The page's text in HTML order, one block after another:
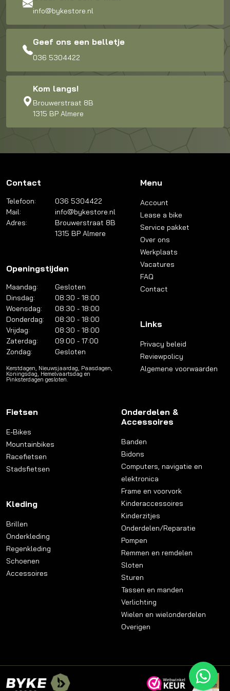
info@bykestore.nl
Geef ons een belletje
036 5304422
Kom langs!
Brouwerstraat 8B
1315 BP Almere
Contact
Telefoon:
036 5304422
Mail:
info@bykestore.nl
Adres:
Brouwerstraat 8B
1315 BP Almere
Openingstijden
Maandag:
Gesloten
Dinsdag:
08:30 - 18:00
Woensdag:
08:30 - 18:00
Donderdag:
08:30 - 18:00
Vrijdag:
08:30 - 18:00
Zaterdag:
09:00 - 17:00
Zondag:
Gesloten
Kerstdagen, Nieuwsjaardag, Paasdagen,
Koningsdag, Hemelvaartsdag en
Pinksterdagen gesloten.
Menu
Account
Lease a bike
Service pakket
Over ons
Werkplaats
Vacatures
FAQ
Contact
Links
Privacy beleid
Reviewpolicy
Algemene voorwaarden
Fietsen
E-Bikes
Mountainbikes
Racefietsen
Stadsfietsen
Kleding
Brillen
Onderkleding
Regenkleding
Schoenen
Accessoires
Onderdelen &
Accessoires
Banden
Bidons
Computers, navigatie en
elektronica
Frame en voorvork
Kinderaccessoires
Kinderzitjes
Onderdelen/Reparatie
Pompen
Remmen en remdelen
Sloten
Sturen
Tassen en manden
Verlichting
Wielen en wielonderdelen
Overigen